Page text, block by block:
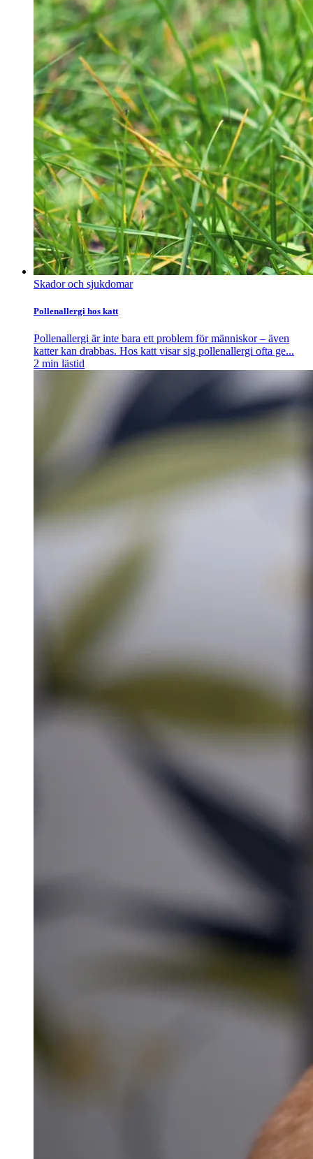
Skador och sjukdomar
Pollenallergi hos katt
Pollenallergi är inte bara ett problem för människor – även
katter kan drabbas. Hos katt visar sig pollenallergi ofta ge...
2 min lästid